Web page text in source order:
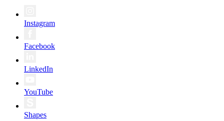
Instagram
Facebook
LinkedIn
YouTube
Shapes